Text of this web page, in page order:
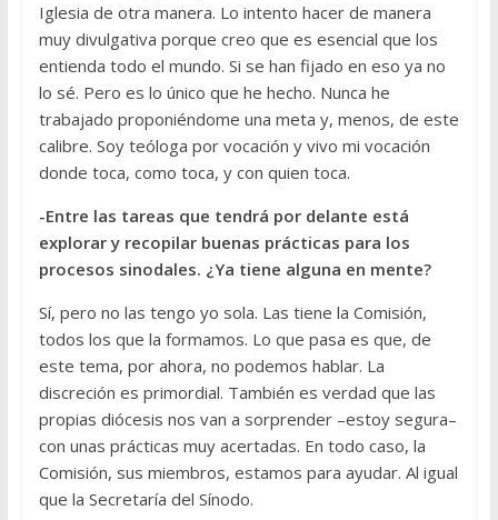
Iglesia de otra manera. Lo intento hacer de manera
muy divulgativa porque creo que es esencial que los
entienda todo el mundo. Si se han fijado en eso ya no
lo sé. Pero es lo único que he hecho. Nunca he
trabajado proponiéndome una meta y, menos, de este
calibre. Soy teóloga por vocación y vivo mi vocación
donde toca, como toca, y con quien toca.
-Entre las tareas que tendrá por delante está
explorar y recopilar buenas prácticas para los
procesos sinodales. ¿Ya tiene alguna en mente?
Sí, pero no las tengo yo sola. Las tiene la Comisión,
todos los que la formamos. Lo que pasa es que, de
este tema, por ahora, no podemos hablar. La
discreción es primordial. También es verdad que las
propias diócesis nos van a sorprender –estoy segura–
con unas prácticas muy acertadas. En todo caso, la
Comisión, sus miembros, estamos para ayudar. Al igual
que la Secretaría del Sínodo.